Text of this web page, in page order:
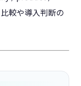
較や導入判断の